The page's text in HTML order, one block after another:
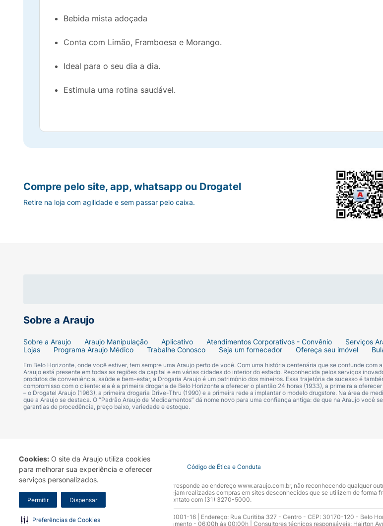
Cookies: O site da Araujo utiliza cookies
para melhorar sua experiência e oferecer
serviços personalizados.
Permitir Dispensar
Preferências de Cookies
Bebida mista adoçada
Conta com Limão, Framboesa e Morango.
Ideal para o seu dia a dia.
Estimula uma rotina saudável.
Sobre a Araujo
Sobre a Araujo Araujo Manipulação Aplicativo Atendimentos Corporativos - Convênio Serviços
Lojas
Programa Araujo Médico Trabalhe Conosco Seja um fornecedor Ofereça seu imóvel
Em Belo Horizonte, onde você estiver, tem sempre uma Araujo perto de você. Com uma história centenária que se confunde com
Araujo está presente em todas as regiões da capital e em várias cidades do interior do estado. Reconhecida pelos serviços
produtos de conveniência, saúde e bem-estar, a Drogaria Araujo é um patrimônio dos mineiros. Essa trajetória de sucesso é
compromisso com o cliente: ela é a primeira drogaria de Belo Horizonte a oferecer o plantão 24 horas (1933), a primeira a
– o Drogatel Araujo (1963), a primeira drogaria Drive-Thru (1990) e a primeira rede a implantar o modelo drugstore. Na área de
que a Araujo se destaca. O “Padrão Araujo de Medicamentos” dá nome novo para uma confiança antiga: de que na Araujo você
garantias de procedência, preço baixo, variedade e estoque.
Compre pelo site, app, whatsapp ou Drogatel
Retire na loja com agilidade e sem passar pelo caixa.
Termo de Uso Portal da Privacidade Covid-19 Código de Ética e Conduta
A Drogaria Araujo S/A informa que o seu site oficial corresponde ao endereço www.araujo.com.br, não reconhecendo qualquer
marca. Para sua segurança recomendamos que não sejam realizadas compras em sites desconhecidos que se utilizem de forma
Araujo S.A. Em caso de dúvidas, gentileza entrar em contato com (31) 3270-5000.
Razão Social: Drogaria Araujo S.A | CNPJ: 17.256.512.0001-16 | Endereço: Rua Curitiba 327 - Centro - CEP: 30170-120 - Belo
0300.313.1010 e (31) 3270-5000 Horário de funcionamento - 06:00h às 00:00h | Consultores técnicos responsáveis: Hairton